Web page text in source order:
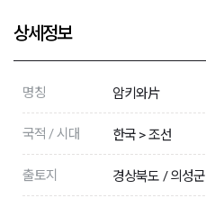
상세정보
명칭 암키와片
국적 / 시대 한국 > 조선
출토지 경상북도 / 의성군